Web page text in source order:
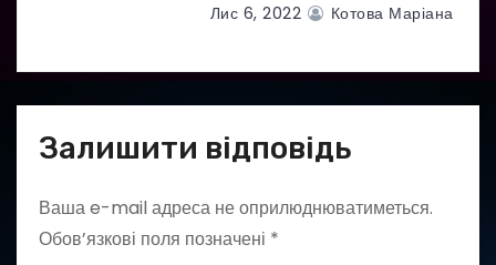
Лис 6, 2022 Котова Маріана
Залишити відповідь
Ваша e-mail адреса не оприлюднюватиметься.
Обов’язкові поля позначені *